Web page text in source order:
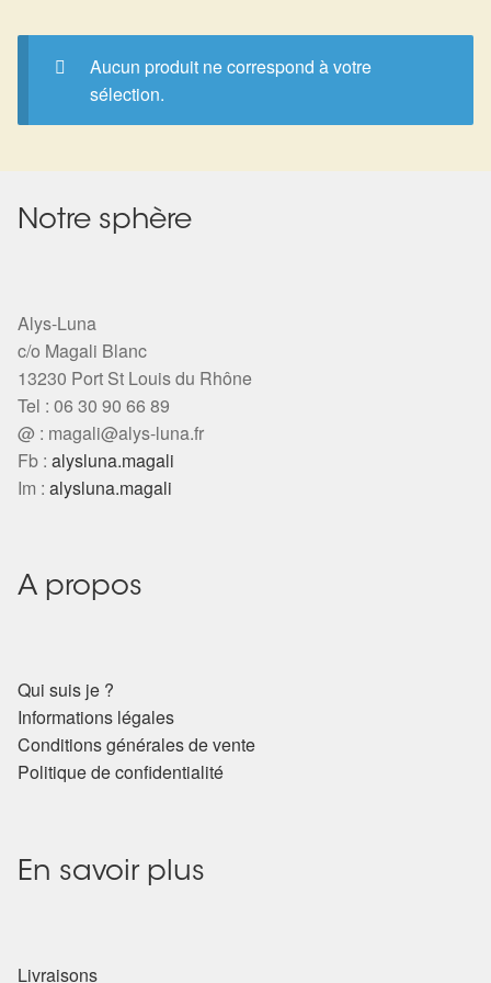
Nouveautés
Bijoux
Bracelets
Pendentifs
Pierres
Harmonisation
Harmonisation des lieux
Sels de bain
Encens
Cadeaux de naissance
Panier
Search
Aucun produit ne correspond à votre
sélection.
Notre sphère
Alys-Luna
c/o Magali Blanc
13230 Port St Louis du Rhône
Tel : 06 30 90 66 89
@ : magali@alys-luna.fr
Fb : alysluna.magali
Im : alysluna.magali
A propos
Qui suis je ?
Informations légales
Conditions générales de vente
Politique de confidentialité
En savoir plus
Livraisons